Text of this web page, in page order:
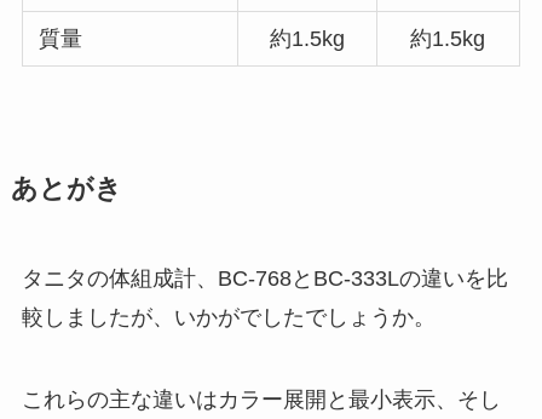
質量 約1.5kg 約1.5kg
あとがき
タニタの体組成計、BC-768とBC-333Lの違いを比
較しましたが、いかがでしたでしょうか。
これらの主な違いはカラー展開と最小表示、そし